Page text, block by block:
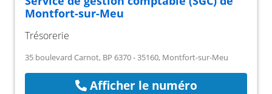
Montfort-sur-Meu
Trésorerie
35 boulevard Carnot, BP 6370 - 35160, Montfort-sur-Meu
Afficher le numéro